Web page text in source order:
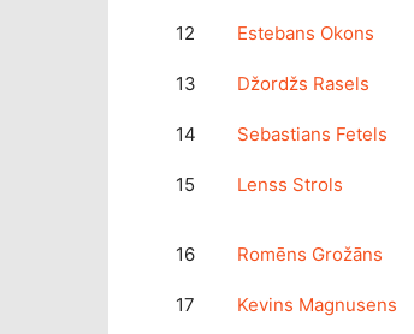
12 Estebans Okons
13 Džordžs Rasels
14 Sebastians Fetels
15 Lenss Strols
16 Romēns Grožāns
17 Kevins Magnusens